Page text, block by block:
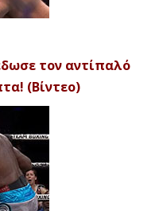
τον αντίπαλό
(Βίντεο)